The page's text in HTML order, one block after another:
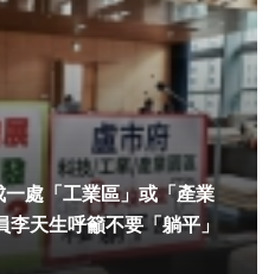
處「工業區」或「產業